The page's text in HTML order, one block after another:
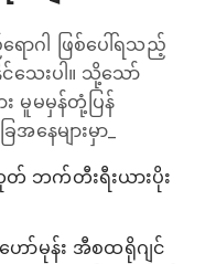
ာဂါ ဖြစ်ပေါ်ရသည့်
သေးပါ။ သို့သော်
မူမမှန်တုံ့ပြန်
နေများမှာ_
ဟုတ် ဘက်တီးရီးယားပိုး
ဟော်မုန်း အီစထရိုဂျင်